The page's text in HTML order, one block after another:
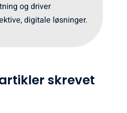
og driver
digitale løsninger.
skrevet